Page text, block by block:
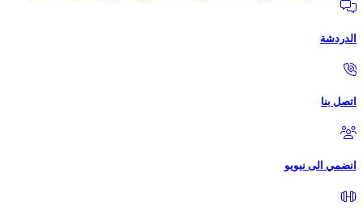
الدردشة
اتصل بنا
انضمي الى نيويو